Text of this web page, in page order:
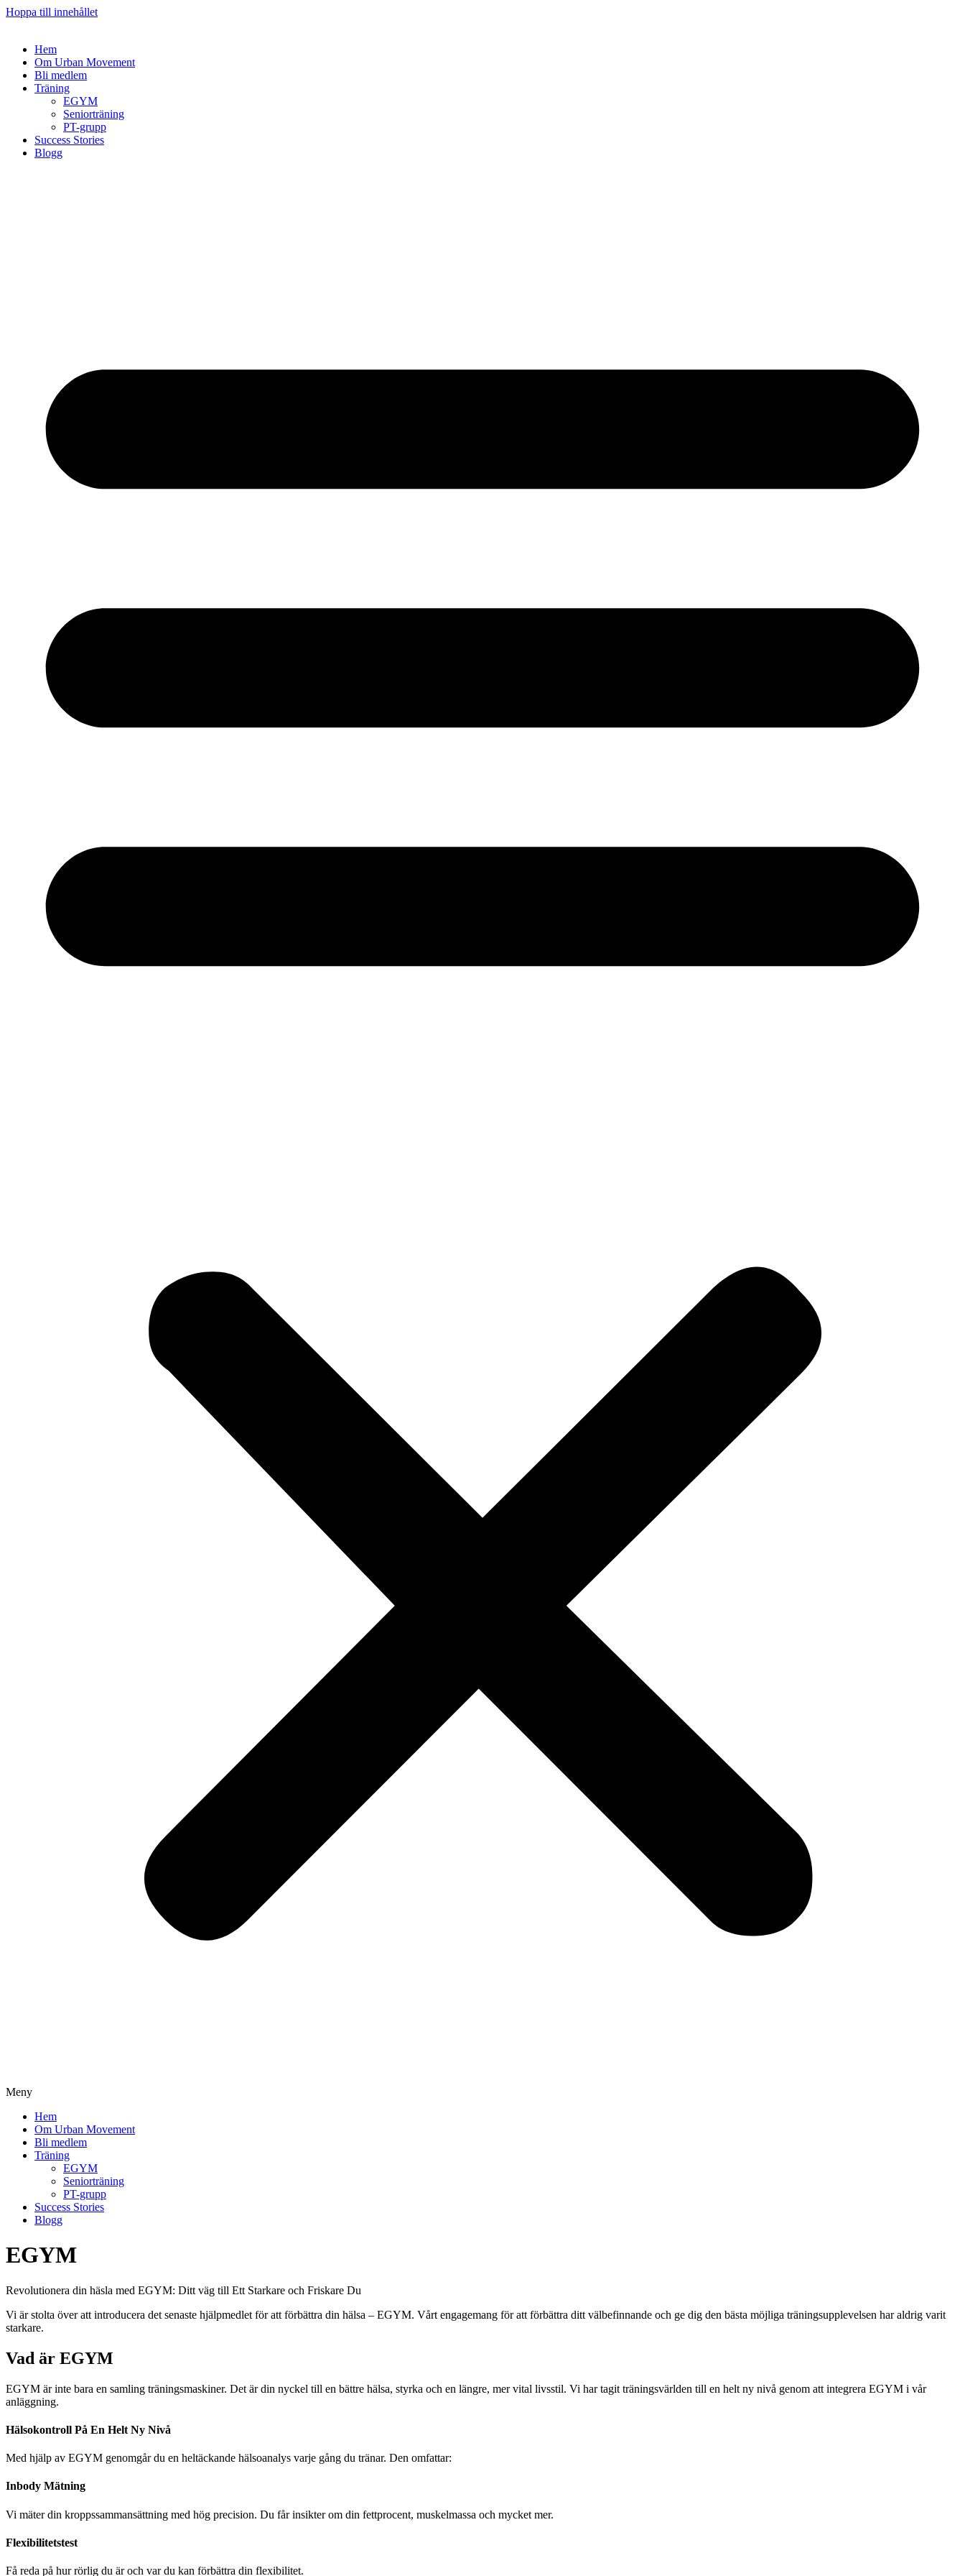
Hoppa till innehållet
Hem
Om Urban Movement
Bli medlem
Träning
EGYM
Seniorträning
PT-grupp
Success Stories
Blogg
Meny
Hem
Om Urban Movement
Bli medlem
Träning
EGYM
Seniorträning
PT-grupp
Success Stories
Blogg
EGYM
Revolutionera din häsla med EGYM: Ditt väg till Ett Starkare och Friskare Du
Vi är stolta över att introducera det senaste hjälpmedlet för att förbättra din hälsa – EGYM. Vårt engagemang för att förbättra ditt välbefinnande och ge dig den bästa möjliga träningsupplevelsen har aldrig varit
starkare.
Vad är EGYM
EGYM är inte bara en samling träningsmaskiner. Det är din nyckel till en bättre hälsa, styrka och en längre, mer vital livsstil. Vi har tagit träningsvärlden till en helt ny nivå genom att integrera EGYM i vår
anläggning.
Hälsokontroll På En Helt Ny Nivå
Med hjälp av EGYM genomgår du en heltäckande hälsoanalys varje gång du tränar. Den omfattar:
Inbody Mätning
Vi mäter din kroppssammansättning med hög precision. Du får insikter om din fettprocent, muskelmassa och mycket mer.
Flexibilitetstest
Få reda på hur rörlig du är och var du kan förbättra din flexibilitet.